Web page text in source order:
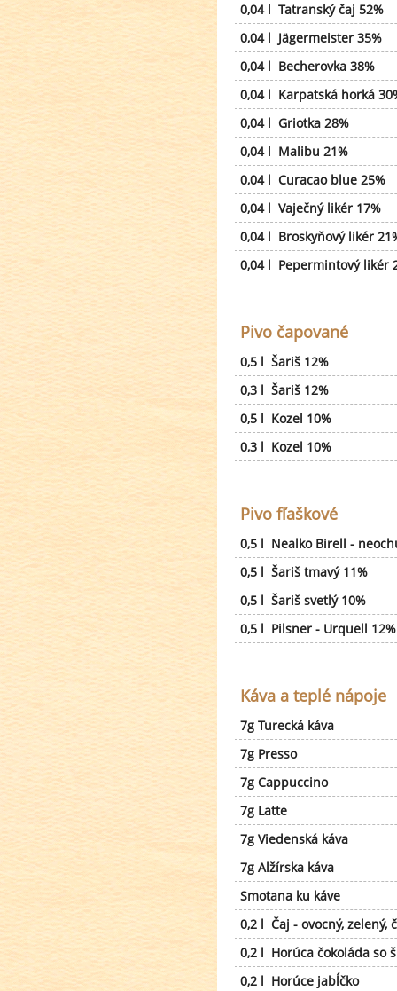
0,04 l Tatranský čaj 52%
0,04 l Jägermeister 35%
0,04 l Becherovka 38%
0,04 l Karpatská horká
0,04 l Griotka 28%
0,04 l Malibu 21%
0,04 l Curacao blue 25%
0,04 l Vaječný likér 17%
0,04 l Broskyňový likér
0,04 l Pepermintový likér
Pivo čapované
0,5 l Šariš 12%
0,3 l Šariš 12%
0,5 l Kozel 10%
0,3 l Kozel 10%
Pivo fľaškové
0,5 l Nealko Birell -
0,5 l Šariš tmavý 11%
0,5 l Šariš svetlý 10%
0,5 l Pilsner - Urquell 12%
Káva a teplé nápoje
7g Turecká káva
7g Presso
7g Cappuccino
7g Latte
7g Viedenská káva
7g Alžírska káva
Smotana ku káve
0,2 l Čaj - ovocný, zelený,
0,2 l Horúca čokoláda so
0,2 l Horúce jabĺčko